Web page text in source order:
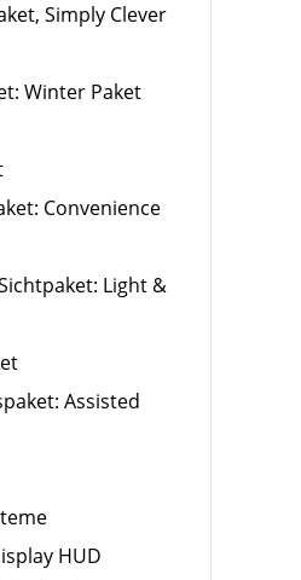
Simply Clever
Winter Paket
Convenience
Light &
Assisted
HUD